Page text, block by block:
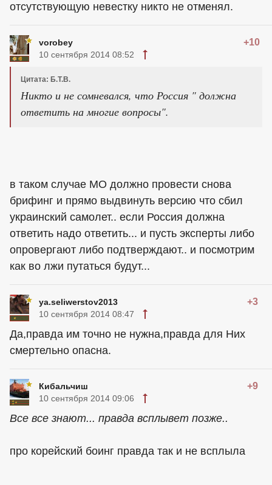
отсутствующую невестку никто не отменял.
vorobey +10
10 сентября 2014 08:52
Цитата: Б.Т.В.
Никто и не сомневался, что Россия " должна
ответить на многие вопросы".
в таком случае МО должно провести снова
брифинг и прямо выдвинуть версию что сбил
украинский самолет.. если Россия должна
ответить надо ответить... и пусть эксперты либо
опровергают либо подтверждают.. и посмотрим
как во лжи путаться будут...
ya.seliwerstov2013 +3
10 сентября 2014 08:47
Да,правда им точно не нужна,правда для Них
смертельно опасна.
Кибальчиш +9
10 сентября 2014 09:06
Все все знают... правда всплывет позже..
про корейский боинг правда так и не всплыла